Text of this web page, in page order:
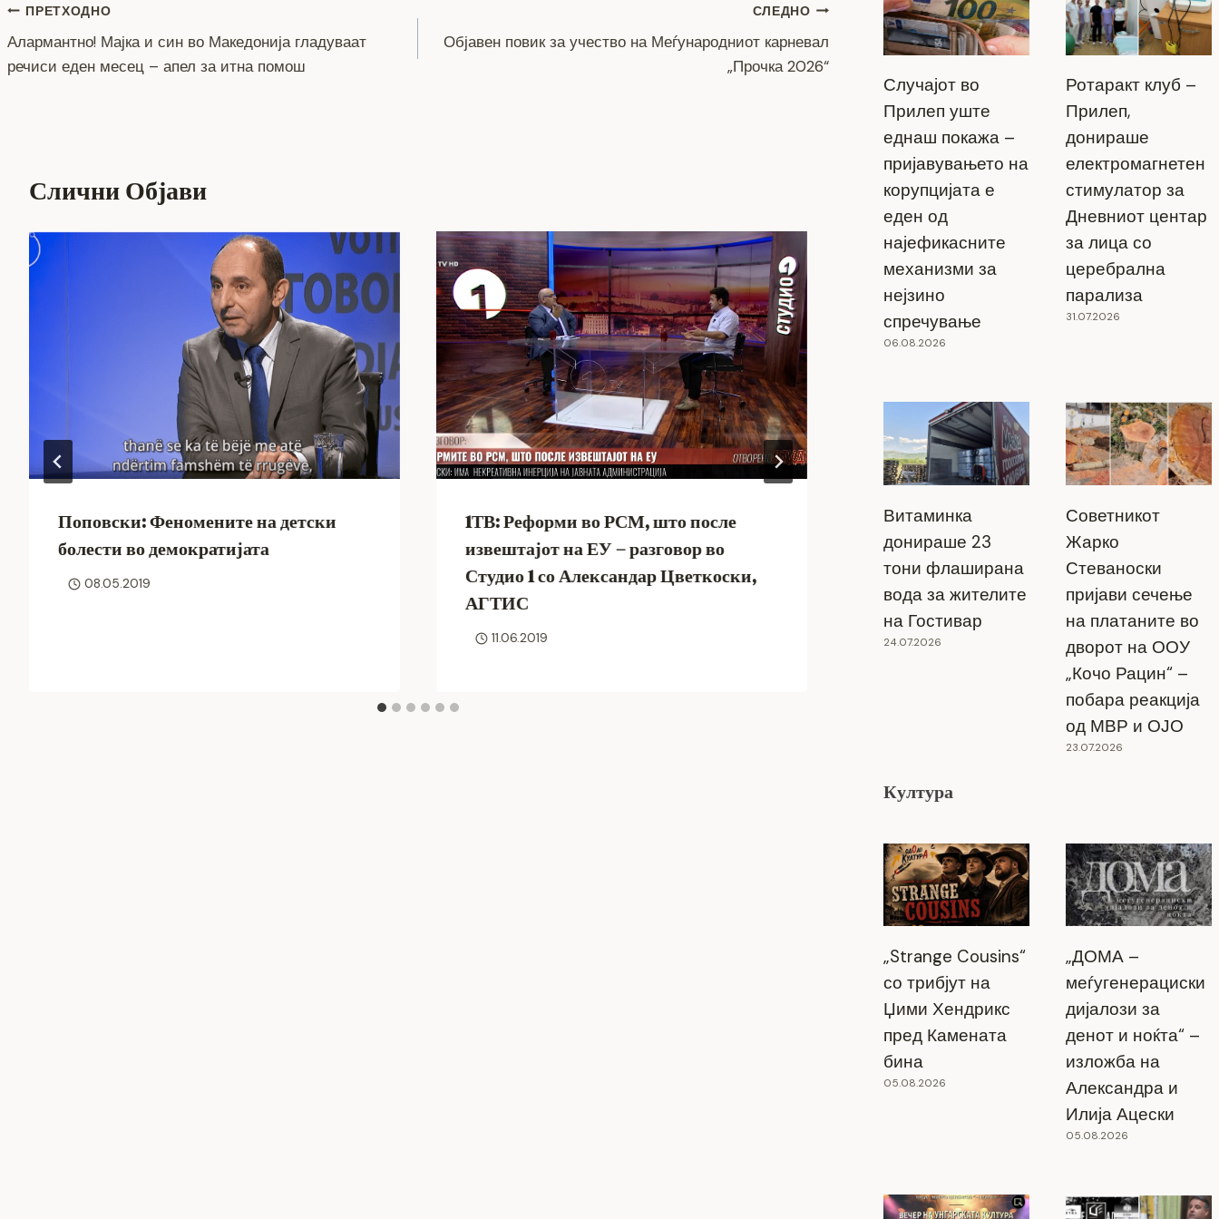
b
o
o
g
er
m p
p
n
Навигација
на
ПРЕТХОДНО
Алармантно! Мајка и син во Македонија гладуваат
речиси еден месец – апел за итна помош
СЛЕДНО
Објавен повик за учество на Меѓународниот карневал
„Прочка 2026“
Слични Објави
Поповски: Феномените на детски
болести во демократијата
08.05.2019
1ТВ: Реформи во РСМ, што после
извештајот на ЕУ – разговор во
Студио 1 со Александар Цветкоски,
АГТИС
11.06.2019
Ќе се реставрира црквата „Успение
на Пресвета Богородица“ – Трескавец
(видео)
10.04.2025
Случајот во
Прилеп уште
еднаш покажа –
пријавувањето на
корупцијата е
еден од
најефикасните
механизми за
нејзино
спречување
06.08.2026
Ротаракт клуб –
Прилеп,
донираше
електромагнетен
стимулатор за
Дневниот центар
за лица со
церебрална
парализа
31.07.2026
Витаминка
донираше 23
тони флаширана
вода за жителите
на Гостивар
24.07.2026
Советникот
Жарко
Стеваноски
пријави сечење
на платаните во
дворот на ООУ
„Кочо Рацин“ –
побара реакција
од МВР и ОЈО
23.07.2026
Култура
„Strange Cousins“
со трибјут на
Џими Хендрикс
пред Камената
бина
05.08.2026
„ДОМА –
меѓугенерациски
дијалози за
денот и ноќта“ –
изложба на
Александра и
Илија Ацески
05.08.2026